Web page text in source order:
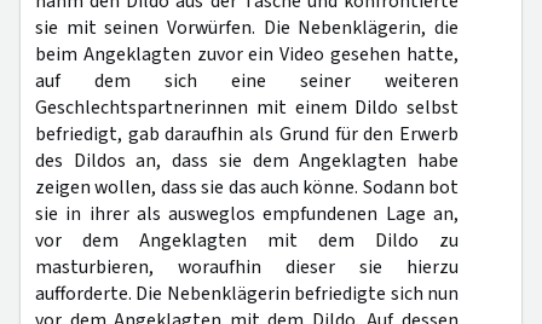
sie mit seinen Vorwürfen. Die Nebenklägerin, die
beim Angeklagten zuvor ein Video gesehen hatte,
auf dem sich eine seiner weiteren
Geschlechtspartnerinnen mit einem Dildo selbst
befriedigt, gab daraufhin als Grund für den Erwerb
des Dildos an, dass sie dem Angeklagten habe
zeigen wollen, dass sie das auch könne. Sodann bot
sie in ihrer als ausweglos empfundenen Lage an,
vor dem Angeklagten mit dem Dildo zu
masturbieren, woraufhin dieser sie hierzu
aufforderte. Die Nebenklägerin befriedigte sich nun